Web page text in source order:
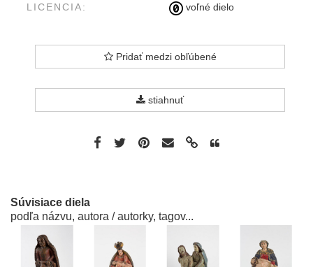
LICENCIA: voľné dielo
Pridať medzi obľúbené
stiahnuť
Súvisiace diela
podľa názvu, autora / autorky, tagov...